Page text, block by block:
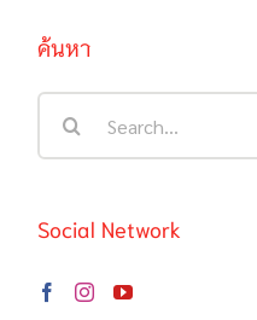
ค้นหา
Social Network